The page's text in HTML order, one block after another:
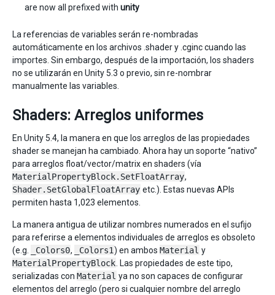
are now all prefixed with unity
La referencias de variables serán re-nombradas
automáticamente en los archivos .shader y .cginc cuando las
importes. Sin embargo, después de la importación, los shaders
no se utilizarán en Unity 5.3 o previo, sin re-nombrar
manualmente las variables.
Shaders: Arreglos uniformes
En Unity 5.4, la manera en que los arreglos de las propiedades
shader se manejan ha cambiado. Ahora hay un soporte “nativo”
para arreglos float/vector/matrix en shaders (vía
MaterialPropertyBlock.SetFloatArray,
Shader.SetGlobalFloatArray etc.). Estas nuevas APIs
permiten hasta 1,023 elementos.
La manera antigua de utilizar nombres numerados en el sufijo
para referirse a elementos individuales de arreglos es obsoleto
(e.g.
_Colors0, _Colors1) en ambos Material y
MaterialPropertyBlock . Las propiedades de este tipo,
serializadas con Material ya no son capaces de configurar
elementos del arreglo (pero si cualquier nombre del arreglo